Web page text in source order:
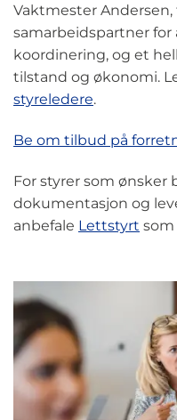
Vaktmester Andersen,
samarbeidspartner
koordinering, og et
tilstand og økonomi.
styreledere.
Be om tilbud på
For styrer som ønsker
dokumentasjon og
anbefale Lettstyrt